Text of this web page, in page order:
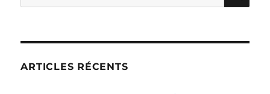
pour :
ARTICLES RÉCENTS